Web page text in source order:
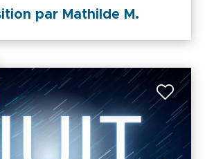
par Mathilde M.